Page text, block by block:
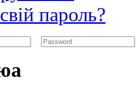
пароль?